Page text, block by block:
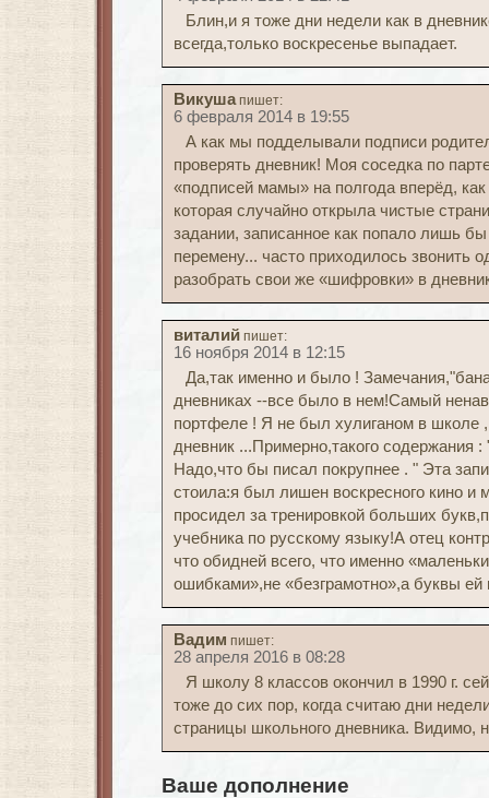
Блин,и я тоже дни недели как в
всегда,только воскресенье выпадает.
Викуша пишет:
6 февраля 2014 в 19:55
А как мы подделывали подписи
проверять дневник! Моя соседка по
«подписей мамы» на полгода вперёд,
которая случайно открыла чистые
задании, записанное как попало лишь
перемену... часто приходилось звонить
разобрать свои же «шифровки» в
виталий пишет:
16 ноября 2014 в 12:15
Да,так именно и было !
дневниках --все было в нем!Самый
портфеле ! Я не был хулиганом в школе
дневник ...Примерно,такого содержания
Надо,что бы писал покрупнее . " Эта
стоила:я был лишен воскресного кино и
просидел за тренировкой больших
учебника по русскому языку!А отец
что обидней всего, что именно
ошибками»,не «безграмотно»,а буквы ей
Вадим пишет:
28 апреля 2016 в 08:28
Я школу 8 классов окончил в 1990 г.
тоже до сих пор, когда считаю дни
страницы школьного дневника. Видимо,
Ваше дополнение